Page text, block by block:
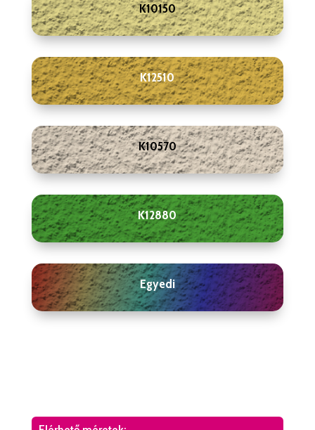
K10150
K12510
K10570
K12880
Egyedi